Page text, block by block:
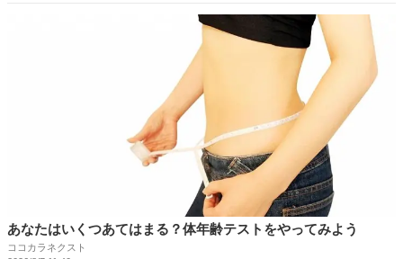
あなたはいくつあてはまる？体年齢テストをやってみよう
ココカラネクスト